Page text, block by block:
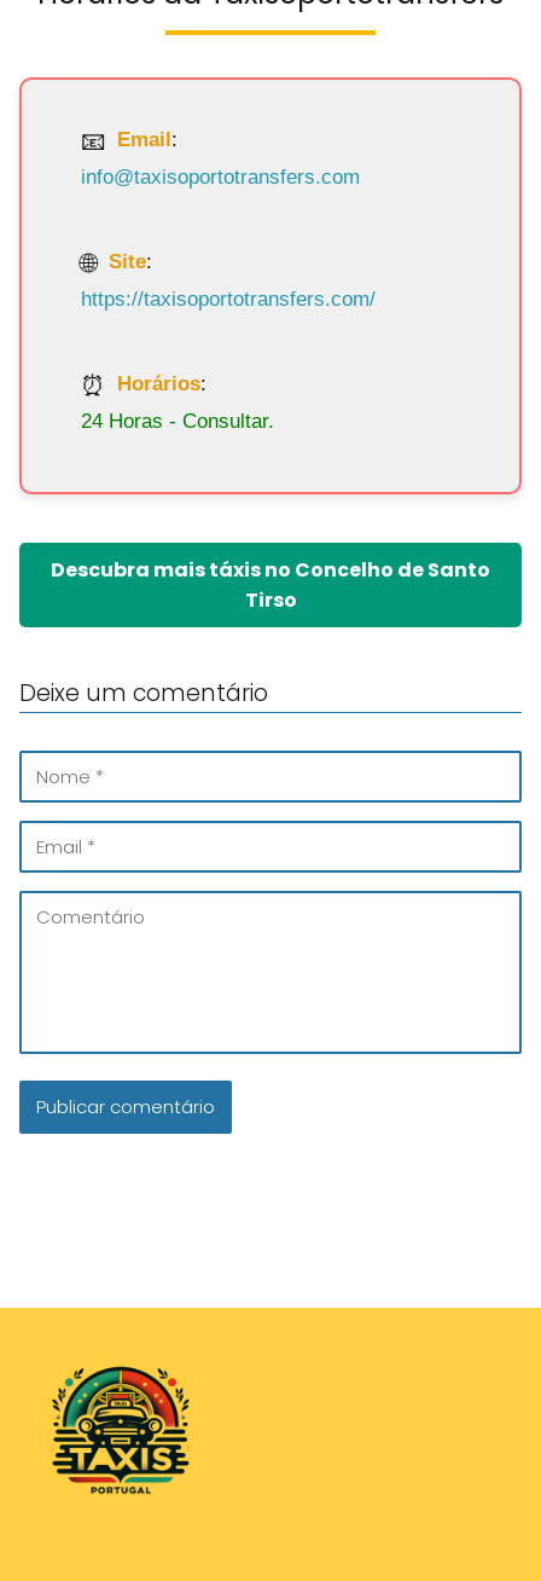
Email:
info@taxisoportotransfers.com
Site:
https://taxisoportotransfers.com/
Horários:
24 Horas - Consultar.
Descubra mais táxis no Concelho de Santo
Tirso
Deixe um comentário